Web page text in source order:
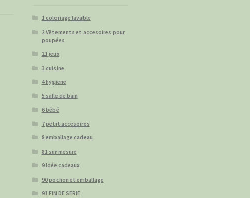
1 coloriage lavable
2 Vêtements et accesoires pour
poupées
21 jeux
3 cuisine
4 hygiene
5 salle de bain
6 bébé
7 petit accesoires
8 emballage cadeau
81 sur mesure
9 Idée cadeaux
90 pochon et emballage
91 FIN DE SERIE